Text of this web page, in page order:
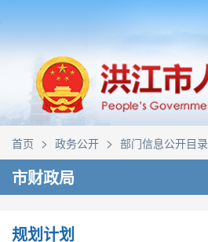
首页 > 政务公开 > 部门信息公开目录
市财政局
规划计划